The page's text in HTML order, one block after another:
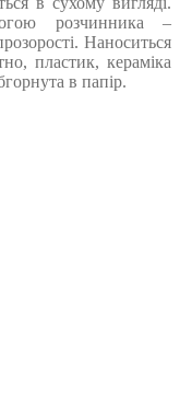
розчинника –
Наноситься
пластик, кераміка
в папір.